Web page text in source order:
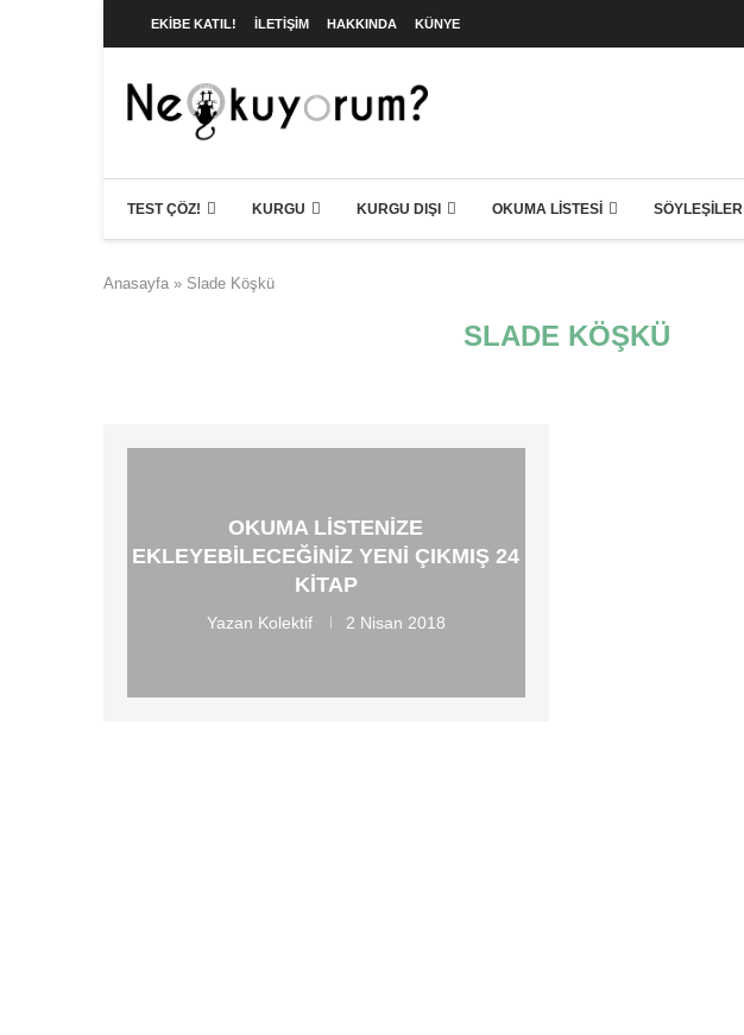
EKIBE KATIL! İLETIŞIM HAKKINDA KÜNYE
TEST ÇÖZ! KURGU KURGU DIŞI OKUMA LISTESI SÖYLEŞILER
Anasayfa » Slade Köşkü
SLADE KÖŞKÜ
OKUMA LISTENIZE
EKLEYEBILECEĞINIZ YENI ÇIKMIŞ 24
KITAP
Yazan Kolektif 2 Nisan 2018